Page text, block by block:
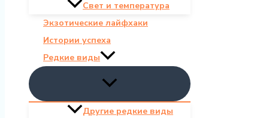
Свет и температура
Экзотические лайфхаки
Истории успеха
Редкие виды
Другие редкие виды